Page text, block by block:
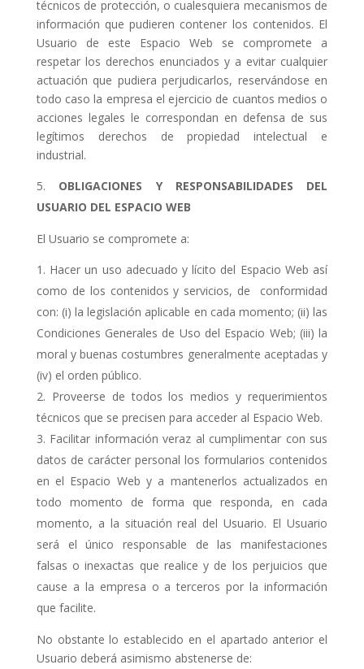
técnicos de protección, o cualesquiera mecanismos de
información que pudieren contener los contenidos. El
Usuario de este Espacio Web se compromete a
respetar los derechos enunciados y a evitar cualquier
actuación que pudiera perjudicarlos, reservándose en
todo caso la empresa el ejercicio de cuantos medios o
acciones legales le correspondan en defensa de sus
legítimos derechos de propiedad intelectual e
industrial.
OBLIGACIONES Y RESPONSABILIDADES DEL
USUARIO DEL ESPACIO WEB
El Usuario se compromete a:
Hacer un uso adecuado y lícito del Espacio Web así
como de los contenidos y servicios, de conformidad
con: (i) la legislación aplicable en cada momento; (ii) las
Condiciones Generales de Uso del Espacio Web; (iii) la
moral y buenas costumbres generalmente aceptadas y
(iv) el orden público.
Proveerse de todos los medios y requerimientos
técnicos que se precisen para acceder al Espacio Web.
Facilitar información veraz al cumplimentar con sus
datos de carácter personal los formularios contenidos
en el Espacio Web y a mantenerlos actualizados en
todo momento de forma que responda, en cada
momento, a la situación real del Usuario. El Usuario
será el único responsable de las manifestaciones
falsas o inexactas que realice y de los perjuicios que
cause a la empresa o a terceros por la información
que facilite.
No obstante lo establecido en el apartado anterior el
Usuario deberá asimismo abstenerse de: